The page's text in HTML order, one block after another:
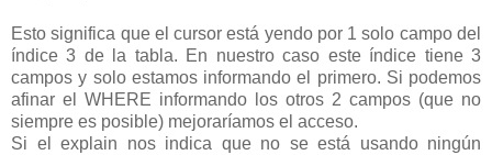
Esto significa que el cursor está yendo por 1 solo campo del
índice 3 de la tabla. En nuestro caso este índice tiene 3
campos y solo estamos informando el primero. Si podemos
afinar el WHERE informando los otros 2 campos (que no
siempre es posible) mejoraríamos el acceso.
Si el explain nos indica que no se está usando ningún